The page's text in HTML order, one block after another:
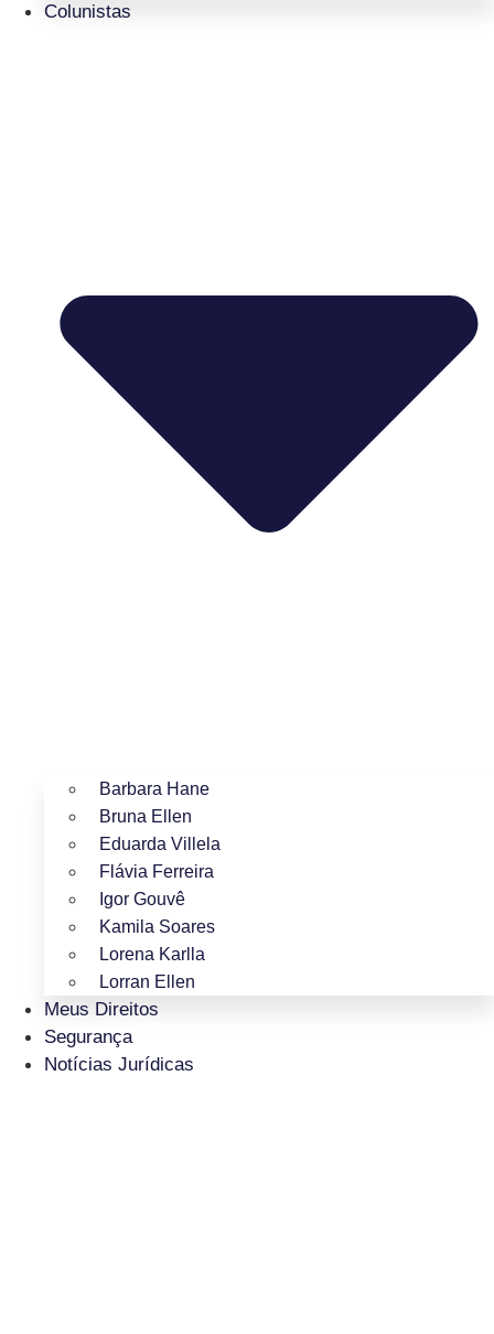
Colunistas
Barbara Hane
Bruna Ellen
Eduarda Villela
Flávia Ferreira
Igor Gouvê
Kamila Soares
Lorena Karlla
Lorran Ellen
Meus Direitos
Segurança
Notícias Jurídicas